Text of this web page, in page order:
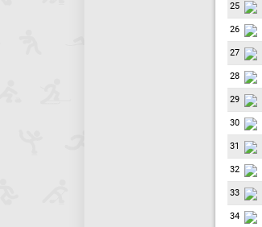
25
26
27
28
29
30
31
32
33
34